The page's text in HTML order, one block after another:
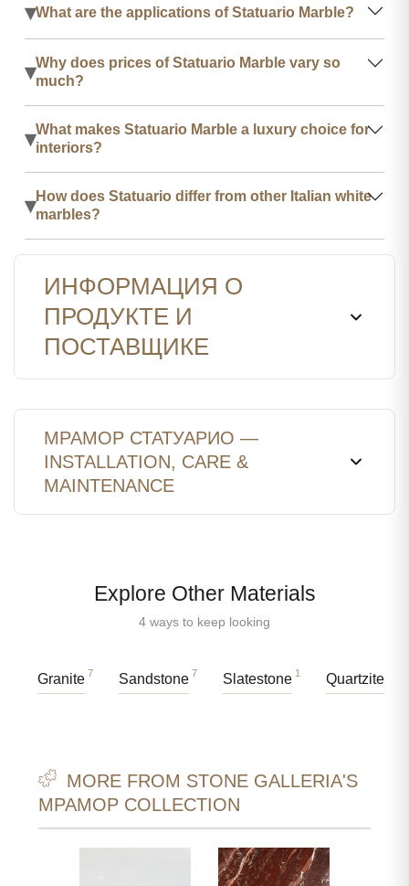
▾What are the applications of Statuario Marble?
▾Why does prices of Statuario Marble vary so
much?
▾What makes Statuario Marble a luxury choice for
interiors?
▾How does Statuario differ from other Italian white
marbles?
ИНФОРМАЦИЯ О
ПРОДУКТЕ И
ПОСТАВЩИКЕ
МРАМОР СТАТУАРИО —
INSTALLATION, CARE &
MAINTENANCE
Explore Other Materials
4 ways to keep looking
Granite 7 Sandstone 7 Slatestone 1 Quartzite
MORE FROM STONE GALLERIA'S
МРАМОР COLLECTION